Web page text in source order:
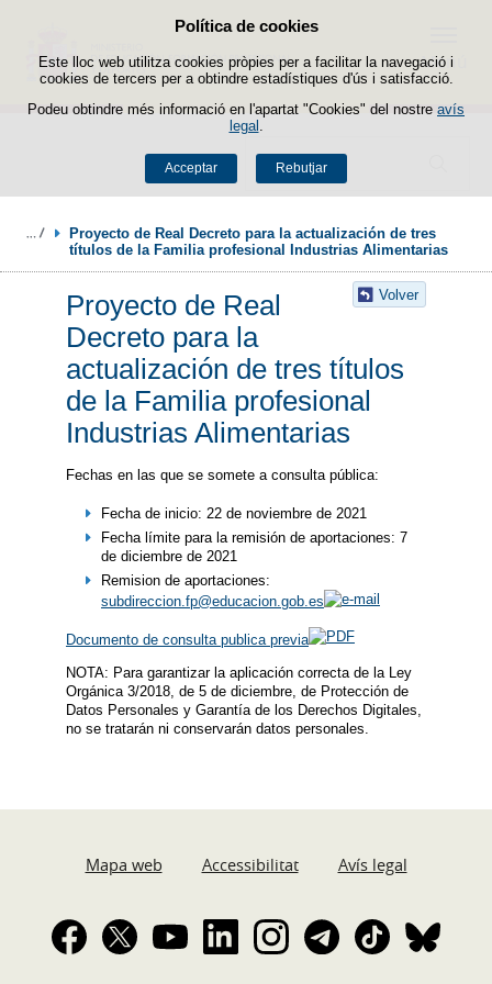
Política de cookies
Este lloc web utilitza cookies pròpies per a facilitar la navegació i
cookies de tercers per a obtindre estadístiques d'ús i satisfacció.
Podeu obtindre més informació en l'apartat "Cookies" del nostre avís
legal
Acceptar Rebutjar
Passar al contingut
Buscador
Menú
Proyecto de Real Decreto para la actualización de tres
títulos de la Familia profesional Industrias Alimentarias
Volver
Proyecto de Real
Decreto para la
actualización de tres títulos
de la Familia profesional
Industrias Alimentarias
Fechas en las que se somete a consulta pública:
Fecha de inicio: 22 de noviembre de 2021
Fecha límite para la remisión de aportaciones: 7
de diciembre de 2021
Remision de aportaciones:
subdireccion.fp@educacion.gob.es
Documento de consulta publica previa
NOTA: Para garantizar la aplicación correcta de la Ley
Orgánica 3/2018, de 5 de diciembre, de Protección de
Datos Personales y Garantía de los Derechos Digitales,
no se tratarán ni conservarán datos personales.
Mapa web Accessibilitat Avís legal